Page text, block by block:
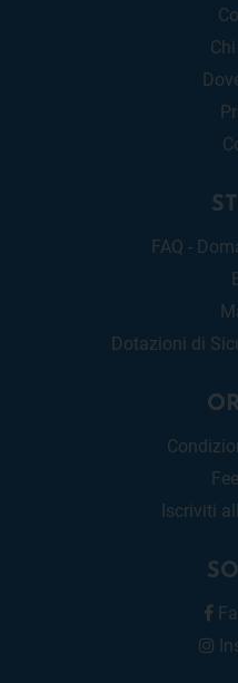
FAQ -
Dotazioni di
Iscriviti